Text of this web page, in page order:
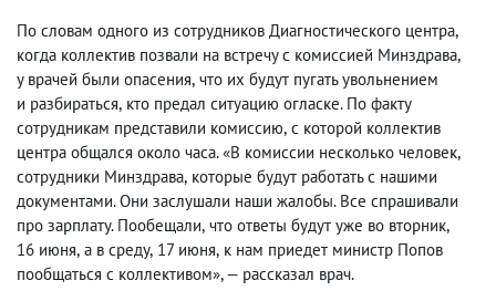
По словам одного из сотрудников Диагностического центра,
когда коллектив позвали на встречу с комиссией Минздрава,
у врачей были опасения, что их будут пугать увольнением
и разбираться, кто предал ситуацию огласке. По факту
сотрудникам представили комиссию, с которой коллектив
центра общался около часа. «В комиссии несколько человек,
сотрудники Минздрава, которые будут работать с нашими
документами. Они заслушали наши жалобы. Все спрашивали
про зарплату. Пообещали, что ответы будут уже во вторник,
16 июня, а в среду, 17 июня, к нам приедет министр Попов
пообщаться с коллективом», — рассказал врач.